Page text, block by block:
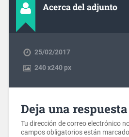
Acerca del adjunto
25/02/2017
240x240 px
Deja una respuesta
Tu dirección de correo electrónico
campos obligatorios están